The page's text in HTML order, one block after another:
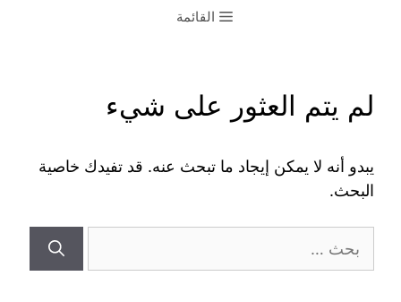
القائمة
لم يتم العثور على شيء
يبدو أنه لا يمكن إيجاد ما تبحث عنه. قد تفيدك خاصية
البحث.